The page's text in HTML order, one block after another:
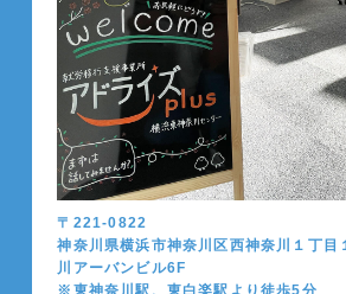
〒221-0822
神奈川県横浜市神奈川区西神奈川１丁目
川アーバンビル6F
※東神奈川駅、東白楽駅より徒歩5分